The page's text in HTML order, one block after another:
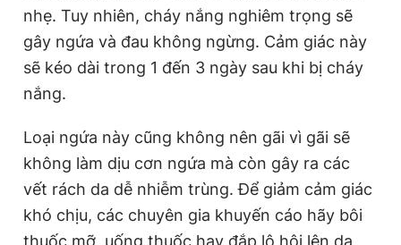
nhẹ. Tuy nhiên, cháy nắng nghiêm trọng sẽ
gây ngứa và đau không ngừng. Cảm giác này
sẽ kéo dài trong 1 đến 3 ngày sau khi bị cháy
nắng.
Loại ngứa này cũng không nên gãi vì gãi sẽ
không làm dịu cơn ngứa mà còn gây ra các
vết rách da dễ nhiễm trùng. Để giảm cảm giác
khó chịu, các chuyên gia khuyến cáo hãy bôi
thuốc mỡ, uống thuốc hay đắp lô hội lên da,